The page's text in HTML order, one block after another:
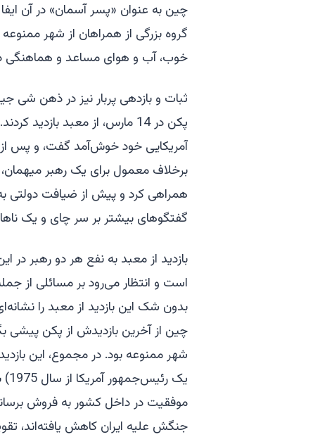
چین به عنوان «پسر آسمان» در آن
گروه بزرگی از همراهان از شهر
خوب، آب و هوای مساعد و هماهنگی در
ثبات و بازدهی پربار نیز در ذهن شی
پکن در 14 مارس، از معبد
آمریکایی خود خوش‌آمد گفت، و پس از
برخلاف معمول برای یک رهبر
گفتگوهای بیشتر بر سر چای و یک
است و انتظار می‌رود بر مسائلی از
بدون شک این بازدید از معبد را
چین از آخرین بازدیدش از پکن
شهر ممنوعه بود. در مجموع، این
موفقیت در داخل کشور به فروش
جنگش علیه ایران کاهش یافته‌اند،